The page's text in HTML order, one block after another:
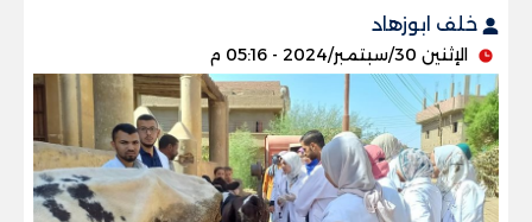
خلف ابوزهاد
الإثنين 30/سبتمبر/2024 - 05:16 م